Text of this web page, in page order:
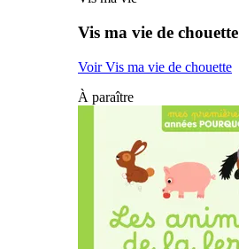
Vis ma vie de chouette
Voir Vis ma vie de chouette
À paraître